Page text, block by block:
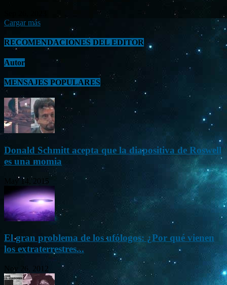
Cargar más
RECOMENDACIONES DEL EDITOR
Autor
MENSAJES POPULARES
Donald Schmitt acepta que la diapositiva de Roswell
es una momia
May 14, 2015
El gran problema de los ufólogos: ¿Por qué vienen
los extraterrestres...
Nov 26, 2012